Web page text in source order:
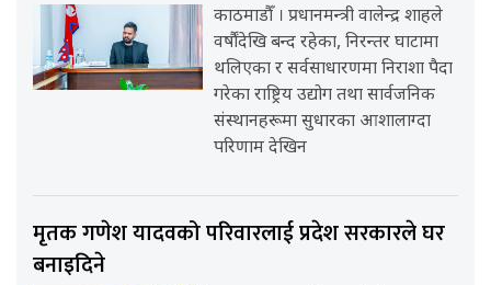
काठमाडौँ । प्रधानमन्त्री वालेन्द्र शाहले
वर्षौंदेखि बन्द रहेका, निरन्तर घाटामा
थलिएका र सर्वसाधारणमा निराशा पैदा
गरेका राष्ट्रिय उद्योग तथा सार्वजनिक
संस्थानहरूमा सुधारका आशालाग्दा
परिणाम देखिन
मृतक गणेश यादवको परिवारलाई प्रदेश सरकारले घर
बनाइदिने